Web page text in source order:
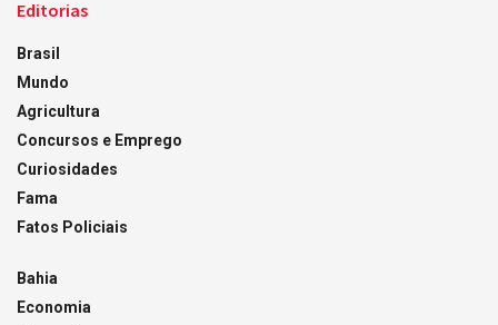
Editorias
Brasil
Mundo
Agricultura
Concursos e Emprego
Curiosidades
Fama
Fatos Policiais
Bahia
Economia